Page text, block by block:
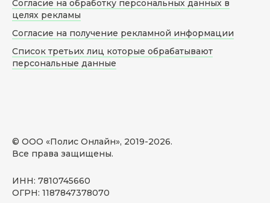
© ООО «Полис Онлайн», 2019-2026.
Все права защищены.
ИНН: 7810745660
ОГРН: 1187847378070
Согласие на обработку персональных данных в
целях рекламы
Согласие на получение рекламной информации
Список третьих лиц которые обрабатывают
персональные данные